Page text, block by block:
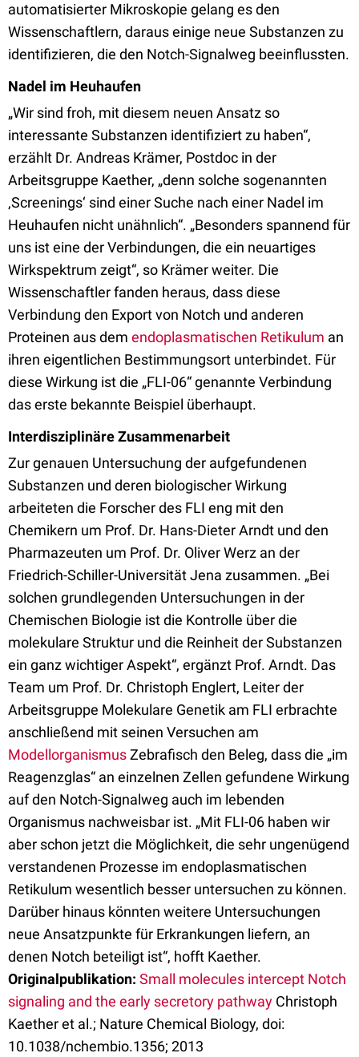
automatisierter Mikroskopie gelang es den
Wissenschaftlern, daraus einige neue Substanzen zu
identifizieren, die den Notch-Signalweg beeinflussten.
Nadel im Heuhaufen
„Wir sind froh, mit diesem neuen Ansatz so
interessante Substanzen identifiziert zu haben“,
erzählt Dr. Andreas Krämer, Postdoc in der
Arbeitsgruppe Kaether, „denn solche sogenannten
‚Screenings‘ sind einer Suche nach einer Nadel im
Heuhaufen nicht unähnlich“. „Besonders spannend für
uns ist eine der Verbindungen, die ein neuartiges
Wirkspektrum zeigt“, so Krämer weiter. Die
Wissenschaftler fanden heraus, dass diese
Verbindung den Export von Notch und anderen
Proteinen aus dem endoplasmatischen Retikulum an
ihren eigentlichen Bestimmungsort unterbindet. Für
diese Wirkung ist die „FLI-06“ genannte Verbindung
das erste bekannte Beispiel überhaupt.
Interdisziplinäre Zusammenarbeit
Zur genauen Untersuchung der aufgefundenen
Substanzen und deren biologischer Wirkung
arbeiteten die Forscher des FLI eng mit den
Chemikern um Prof. Dr. Hans-Dieter Arndt und den
Pharmazeuten um Prof. Dr. Oliver Werz an der
Friedrich-Schiller-Universität Jena zusammen. „Bei
solchen grundlegenden Untersuchungen in der
Chemischen Biologie ist die Kontrolle über die
molekulare Struktur und die Reinheit der Substanzen
ein ganz wichtiger Aspekt“, ergänzt Prof. Arndt. Das
Team um Prof. Dr. Christoph Englert, Leiter der
Arbeitsgruppe Molekulare Genetik am FLI erbrachte
anschließend mit seinen Versuchen am
ModellorganismusZebrafisch den Beleg, dass die „im
Reagenzglas“ an einzelnen Zellen gefundene Wirkung
auf den Notch-Signalweg auch im lebenden
Organismus nachweisbar ist. „Mit FLI-06 haben wir
aber schon jetzt die Möglichkeit, die sehr ungenügend
verstandenen Prozesse im endoplasmatischen
Retikulum wesentlich besser untersuchen zu können.
Darüber hinaus könnten weitere Untersuchungen
neue Ansatzpunkte für Erkrankungen liefern, an
denen Notch beteiligt ist“, hofft Kaether.
Originalpublikation: Small molecules intercept Notch
signaling and the early secretory pathway Christoph
Kaether et al.; Nature Chemical Biology, doi:
10.1038/nchembio.1356; 2013